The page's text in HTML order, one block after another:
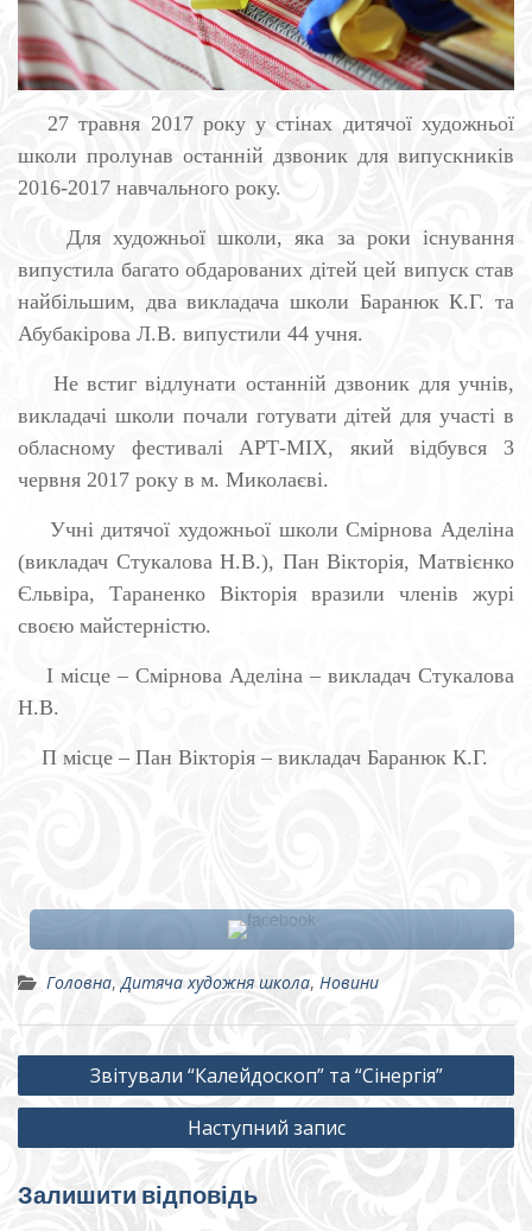
27 травня 2017 року у стінах дитячої художньої
школи пролунав останній дзвоник для випускників
2016-2017 навчального року.
Для художньої школи, яка за роки існування
випустила багато обдарованих дітей цей випуск став
найбільшим, два викладача школи Баранюк К.Г. та
Абубакірова Л.В. випустили 44 учня.
Не встиг відлунати останній дзвоник для учнів,
викладачі школи почали готувати дітей для участі в
обласному фестивалі АРТ-МІХ, який відбувся 3
червня 2017 року в м. Миколаєві.
Учні дитячої художньої школи Смірнова Аделіна
(викладач Стукалова Н.В.), Пан Вікторія, Матвієнко
Єльвіра, Тараненко Вікторія вразили членів журі
своєю майстерністю.
І місце – Смірнова Аделіна – викладач Стукалова
Н.В.
П місце – Пан Вікторія – викладач Баранюк К.Г.
Головна,Дитяча художня школа, Новини
Навігація
записів
Звітували “Калейдоскоп” та “Сінергія”
Наступний запис
Залишити відповідь